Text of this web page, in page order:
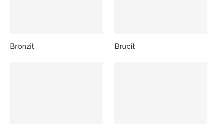
Bronzit Brucit